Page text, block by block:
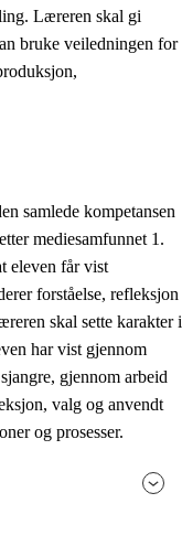
Læreren skal gi
bruke veiledningen for
samlede kompetansen
mediesamfunnet 1.
eleven får vist
forståelse, refleksjon
skal sette karakter i
har vist gjennom
gjennom arbeid
valg og anvendt
og prosesser.